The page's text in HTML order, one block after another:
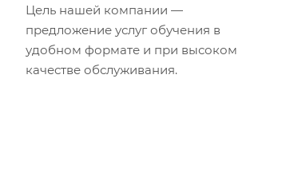
Цель нашей компании —
предложение услуг обучения в
удобном формате и при высоком
качестве обслуживания.